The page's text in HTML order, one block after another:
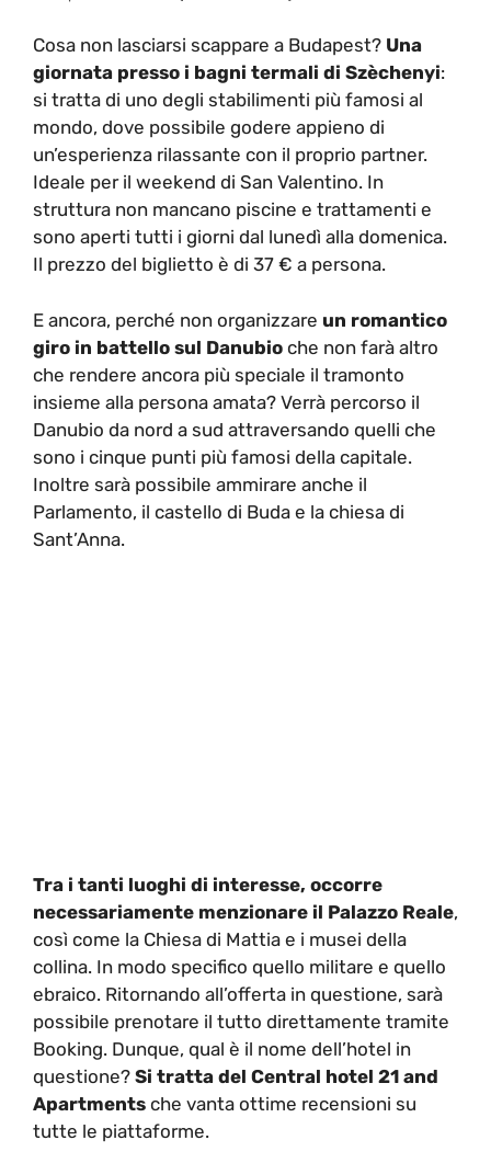
Cosa non lasciarsi scappare a Budapest? Una
giornata presso i bagni termali di Szèchenyi:
si tratta di uno degli stabilimenti più famosi al
mondo, dove possibile godere appieno di
un’esperienza rilassante con il proprio partner.
Ideale per il weekend di San Valentino. In
struttura non mancano piscine e trattamenti e
sono aperti tutti i giorni dal lunedì alla domenica.
Il prezzo del biglietto è di 37 € a persona.
E ancora, perché non organizzare un romantico
giro in battello sul Danubio che non farà altro
che rendere ancora più speciale il tramonto
insieme alla persona amata? Verrà percorso il
Danubio da nord a sud attraversando quelli che
sono i cinque punti più famosi della capitale.
Inoltre sarà possibile ammirare anche il
Parlamento, il castello di Buda e la chiesa di
Sant’Anna.
Tra i tanti luoghi di interesse, occorre
necessariamente menzionare il Palazzo Reale,
così come la Chiesa di Mattia e i musei della
collina. In modo specifico quello militare e quello
ebraico. Ritornando all’offerta in questione, sarà
possibile prenotare il tutto direttamente tramite
Booking. Dunque, qual è il nome dell’hotel in
questione? Si tratta del Central hotel 21 and
Apartments che vanta ottime recensioni su
tutte le piattaforme.